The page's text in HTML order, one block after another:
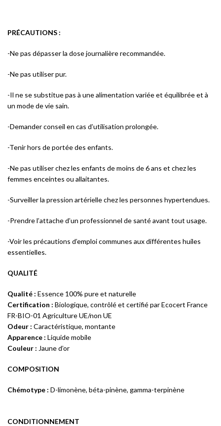
PRÉCAUTIONS :
-Ne pas dépasser la dose journalière recommandée.
-Ne pas utiliser pur.
-Il ne se substitue pas à une alimentation variée et équilibrée et à
un mode de vie sain.
-Demander conseil en cas d’utilisation prolongée.
-Tenir hors de portée des enfants.
-Ne pas utiliser chez les enfants de moins de 6 ans et chez les
femmes enceintes ou allaitantes.
-Surveiller la pression artérielle chez les personnes hypertendues.
-Prendre l’attache d’un professionnel de santé avant tout usage.
-Voir les précautions d’emploi communes aux différentes huiles
essentielles.
QUALITÉ
Qualité : Essence 100% pure et naturelle
Certification : Biologique, contrôlé et certifié par Ecocert France
FR-BIO-01 Agriculture UE/non UE
Odeur : Caractéristique, montante
Apparence : Liquide mobile
Couleur : Jaune d’or
COMPOSITION
Chémotype : D-limonène, béta-pinène, gamma-terpinène
CONDITIONNEMENT